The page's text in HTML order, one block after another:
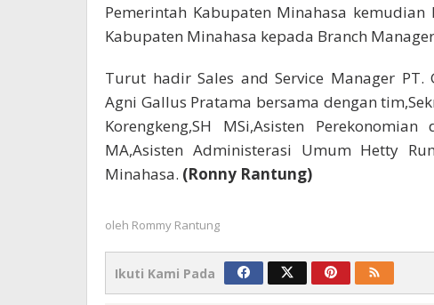
Pemerintah Kabupaten Minahasa
Kabupaten Minahasa kepada Branch
Turut hadir Sales and Service Manager
Agni Gallus Pratama bersama dengan
Korengkeng,SH MSi,Asisten
MA,Asisten Administerasi Umum Hetty
Minahasa. (Ronny Rantung)
oleh Rommy Rantung
Ikuti Kami Pada